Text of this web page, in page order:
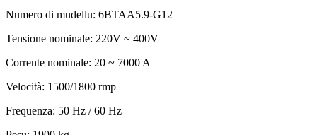
Numero di mudellu: 6BTAA5.9-G12
Tensione nominale: 220V ~ 400V
Corrente nominale: 20 ~ 7000 A
Velocità: 1500/1800 rmp
Frequenza: 50 Hz / 60 Hz